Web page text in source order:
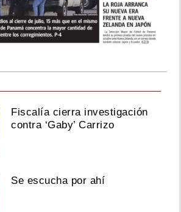
Fiscalía cierra investigación
contra ‘Gaby’ Carrizo
Se escucha por ahí